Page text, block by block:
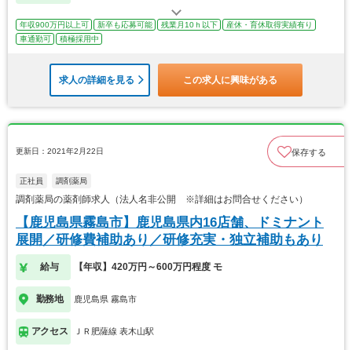
年収900万円以上可 新卒も応募可能 残業月10ｈ以下
産休・育休取得実績有り
車通勤可
積極採用中
求人の詳細を見る この求人に興味がある
更新日：2021年2月22日 保存する
正社員 調剤薬局
調剤薬局の薬剤師求人（法人名非公開 ※詳細はお問合せください）
【鹿児島県霧島市】鹿児島県内16店舗、ドミナント
展開／研修費補助あり／研修充実・独立補助もあり
給与 【年収】420万円～600万円程度 モ
勤務地 鹿児島県 霧島市
アクセス ＪＲ肥薩線 表木山駅